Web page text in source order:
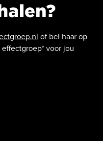
of bel haar op
voor jou